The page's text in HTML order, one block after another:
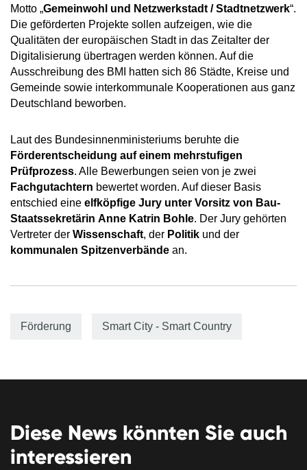
Motto „Gemeinwohl und Netzwerkstadt / Stadtnetzwerk“.
Die geförderten Projekte sollen aufzeigen, wie die
Qualitäten der europäischen Stadt in das Zeitalter der
Digitalisierung übertragen werden können. Auf die
Ausschreibung des BMI hatten sich 86 Städte, Kreise und
Gemeinde sowie interkommunale Kooperationen aus ganz
Deutschland beworben.
Laut des Bundesinnenministeriums beruhte die
Förderentscheidung auf einem mehrstufigen
Prüfprozess. Alle Bewerbungen seien von je zwei
Fachgutachtern bewertet worden. Auf dieser Basis
entschied eine elfköpfige Jury unter Vorsitz von Bau-
Staatssekretärin Anne Katrin Bohle. Der Jury gehörten
Vertreter der Wissenschaft, der Politik und der
kommunalen Spitzenverbände an.
Förderung Smart City - Smart Country
Diese News könnten Sie auch
interessieren